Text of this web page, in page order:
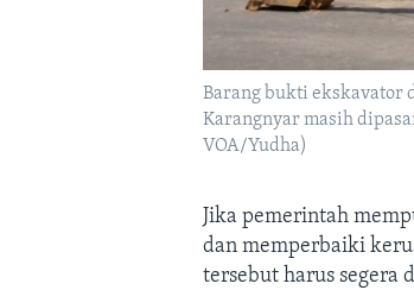
Barang bukti ekskavator
Karangnyar masih
VOA/Yudha)
Jika pemerintah
dan memperbaiki
tersebut harus segera